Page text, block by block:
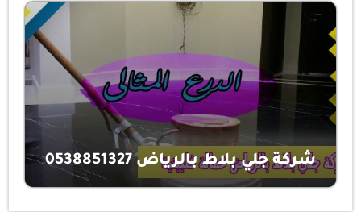
شركة جلي بلاط بالرياض 0538851327